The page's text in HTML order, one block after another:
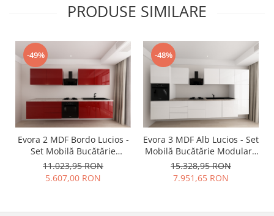
PRODUSE SIMILARE
-49%
Evora 2 MDF Bordo Lucios -
Set Mobilă Bucătărie
Modulară Modernă MDF 3m
Premium Configurabilă
Deschidere Prin Apăsare
11.023,95 RON
5.607,00 RON
-48%
Evora 3 MDF Alb Lucios - Set
Mobilă Bucătărie Modulară
Modernă MDF 3.6m
Premium Configurabilă
Deschidere Prin Apăsare
15.328,95 RON
7.951,65 RON